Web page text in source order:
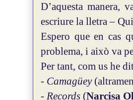
D’aquesta manera,
escriure la lletra –
Espero que en cas
problema, i això va
Per tant, com us he
- Camagüey
- Records (Narcisa